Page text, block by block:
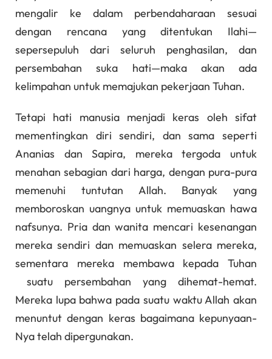
mengalir ke dalam perbendaharaan sesuai
dengan rencana yang ditentukan Ilahi—
sepersepuluh dari seluruh penghasilan, dan
persembahan suka hati—maka akan ada
kelimpahan untuk memajukan pekerjaan Tuhan.
Tetapi hati manusia menjadi keras oleh sifat
mementingkan diri sendiri, dan sama seperti
Ananias dan Sapira, mereka tergoda untuk
menahan sebagian dari harga, dengan pura-pura
memenuhi tuntutan Allah. Banyak yang
memboroskan uangnya untuk memuaskan hawa
nafsunya. Pria dan wanita mencari kesenangan
mereka sendiri dan memuaskan selera mereka,
sementara mereka membawa kepada Tuhan
suatu persembahan yang dihemat-hemat.
Mereka lupa bahwa pada suatu waktu Allah akan
menuntut dengan keras bagaimana kepunyaan-
Nya telah dipergunakan.